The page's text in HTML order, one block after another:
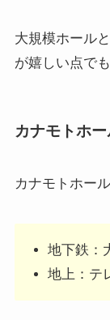
大規模ホール
が嬉しい点で
カナモトホ
カナモトホー
地下鉄：
地上：テ